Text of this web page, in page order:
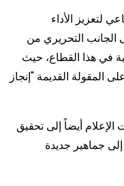
لتعزيز الأداء
الجانب التحريري من
في هذا القطاع، حيث
المقولة القديمة "إنجاز
أيضاً إلى تحقيق
جماهير جديدة